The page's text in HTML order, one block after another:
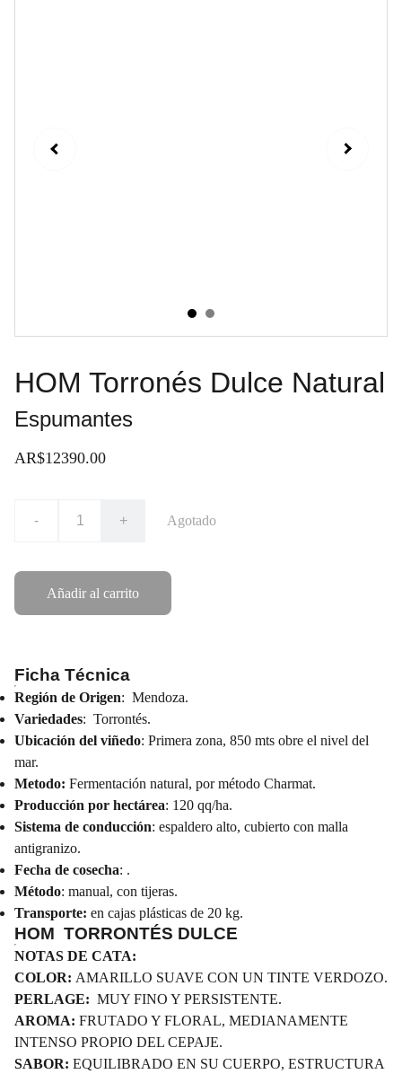
HOM Torronés Dulce Natural
Espumantes
AR$12390.00
- + Agotado
Añadir al carrito
Ficha Técnica
Región de Origen: Mendoza.
Variedades: Torrontés.
Ubicación del viñedo: Primera zona, 850 mts obre el nivel del
mar.
Metodo: Fermentación natural, por método Charmat.
Producción por hectárea: 120 qq/ha.
Sistema de conducción: espaldero alto, cubierto con malla
antigranizo.
Fecha de cosecha: .
Método: manual, con tijeras.
Transporte: en cajas plásticas de 20 kg.
HOM TORRONTÉS DULCE
NOTAS DE CATA:
COLOR: AMARILLO SUAVE CON UN TINTE VERDOZO.
PERLAGE: MUY FINO Y PERSISTENTE.
AROMA: FRUTADO Y FLORAL, MEDIANAMENTE
INTENSO PROPIO DEL CEPAJE.
SABOR: EQUILIBRADO EN SU CUERPO, ESTRUCTURA